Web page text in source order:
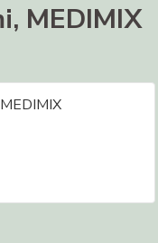
MEDIMIX